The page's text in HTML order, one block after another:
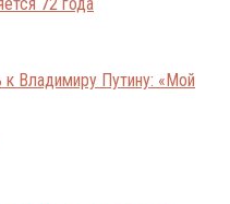
к Владимиру Путину: «Мой